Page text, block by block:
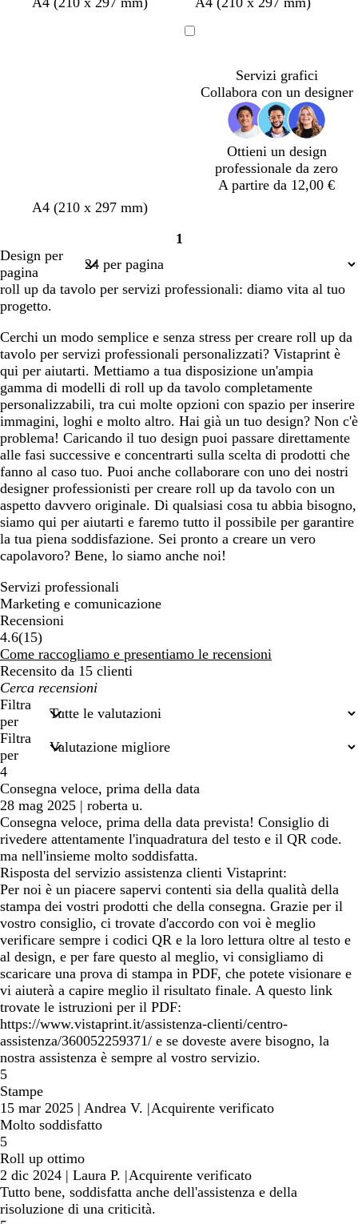
aaaaa
b
n
c
o
b
n
c
o
b
n
c
o
a
u
r
r
o
h
i
a
r
o
b
n
c
o
b
n
c
o
b
n
c
o
b
n
c
o
n
o
n
o
A4 (210 x 297 mm)
Servizi grafici
Collabora con un designer
Ottieni un design
professionale da zero
A partire da 12,00 €
Pagina
1
Design per
pagina
roll up da tavolo per servizi professionali: diamo vita al tuo
progetto.
Cerchi un modo semplice e senza stress per creare roll up da
tavolo per servizi professionali personalizzati? Vistaprint è
qui per aiutarti. Mettiamo a tua disposizione un'ampia
gamma di modelli di roll up da tavolo completamente
personalizzabili, tra cui molte opzioni con spazio per inserire
immagini, loghi e molto altro. Hai già un tuo design? Non c'è
problema! Caricando il tuo design puoi passare direttamente
alle fasi successive e concentrarti sulla scelta di prodotti che
fanno al caso tuo. Puoi anche collaborare con uno dei nostri
designer professionisti per creare roll up da tavolo con un
aspetto davvero originale. Di qualsiasi cosa tu abbia bisogno,
siamo qui per aiutarti e faremo tutto il possibile per garantire
la tua piena soddisfazione. Sei pronto a creare un vero
capolavoro? Bene, lo siamo anche noi!
Servizi professionali
Marketing e comunicazione
Recensioni
4.6(1515
recensioni
)
Come raccogliamo e presentiamo le recensioni
Recensito da 15 clienti
I
miei
termini
di
ricerca
Filtra
per
Filtra
per
4
Consegna veloce, prima della data
28 mag 2025 | roberta u.
Consegna veloce, prima della data prevista! Consiglio di
rivedere attentamente l'inquadratura del testo e il QR code.
ma nell'insieme molto soddisfatta.
Risposta del servizio assistenza clienti Vistaprint:
Per noi è un piacere sapervi contenti sia della qualità della
stampa dei vostri prodotti che della consegna. Grazie per il
vostro consiglio, ci trovate d'accordo con voi è meglio
verificare sempre i codici QR e la loro lettura oltre al testo e
al design, e per fare questo al meglio, vi consigliamo di
scaricare una prova di stampa in PDF, che potete visionare e
vi aiuterà a capire meglio il risultato finale. A questo link
trovate le istruzioni per il PDF:
https://www.vistaprint.it/assistenza-clienti/centro-
assistenza/360052259371/ e se doveste avere bisogno, la
nostra assistenza è sempre al vostro servizio.
5
Stampe
15 mar 2025 | Andrea V. |Acquirente verificato
Molto soddisfatto
5
Roll up ottimo
2 dic 2024 | Laura P. |Acquirente verificato
Tutto bene, soddisfatta anche dell'assistenza e della
risoluzione di una criticità.